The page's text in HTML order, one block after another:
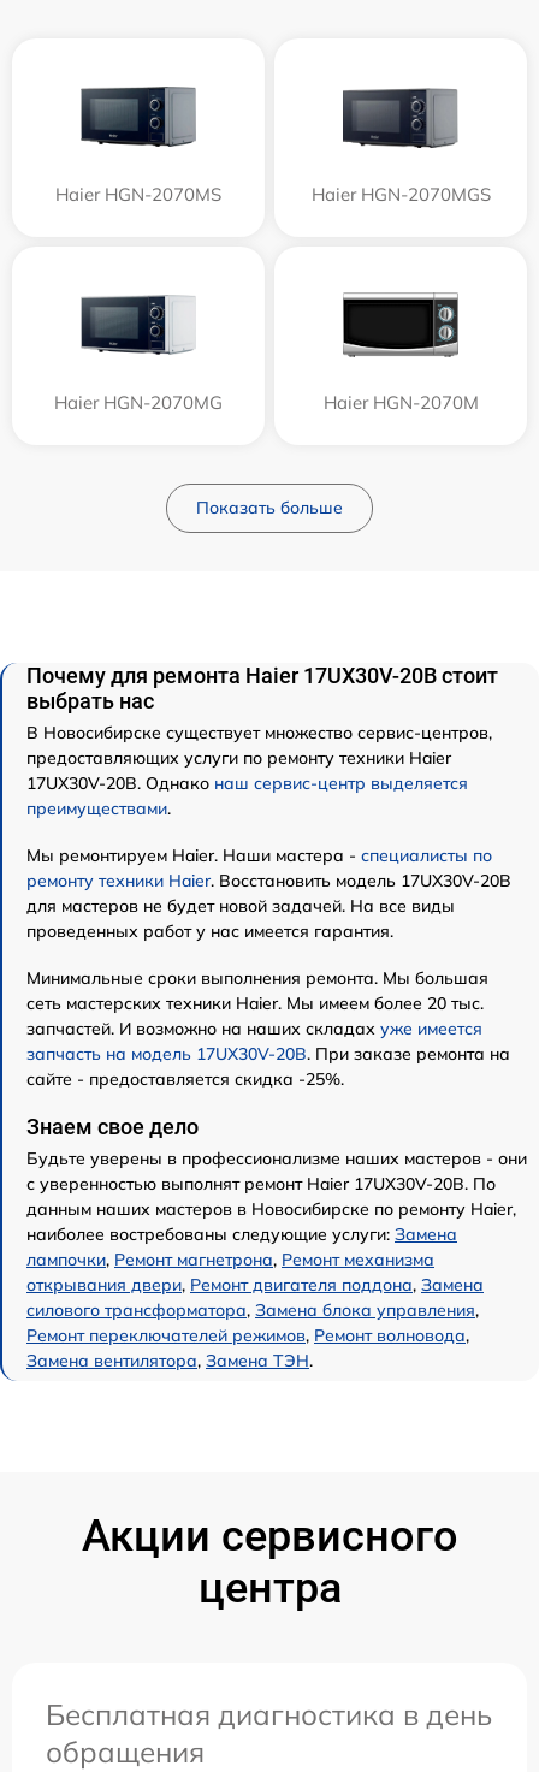
Haier HGN-2070MS Haier HGN-2070MGS
Haier HGN-2070MG Haier HGN-2070M
Показать больше
Почему для ремонта Haier 17UX30V-20B стоит
выбрать нас
В Новосибирске существует множество сервис-центров,
предоставляющих услуги по ремонту техники Haier
17UX30V-20B. Однако наш сервис-центр выделяется
преимуществами.
Мы ремонтируем Haier. Наши мастера - специалисты по
ремонту техники Haier. Восстановить модель 17UX30V-20B
для мастеров не будет новой задачей. На все виды
проведенных работ у нас имеется гарантия.
Минимальные сроки выполнения ремонта. Мы большая
сеть мастерских техники Haier. Мы имеем более 20 тыс.
запчастей. И возможно на наших складах уже имеется
запчасть на модель 17UX30V-20B. При заказе ремонта на
сайте - предоставляется скидка -25%.
Знаем свое дело
Будьте уверены в профессионализме наших мастеров - они
с уверенностью выполнят ремонт Haier 17UX30V-20B. По
данным наших мастеров в Новосибирске по ремонту Haier,
наиболее востребованы следующие услуги: Замена
лампочки, Ремонт магнетрона, Ремонт механизма
открывания двери, Ремонт двигателя поддона, Замена
силового трансформатора, Замена блока управления,
Ремонт переключателей режимов, Ремонт волновода,
Замена вентилятора, Замена ТЭН.
Акции сервисного
центра
Бесплатная диагностика в день
обращения